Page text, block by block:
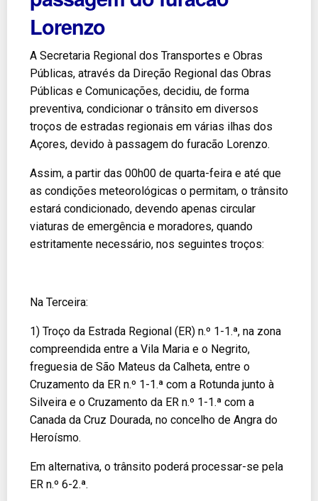
Lorenzo
A Secretaria Regional dos Transportes e Obras
Públicas, através da Direção Regional das Obras
Públicas e Comunicações, decidiu, de forma
preventiva, condicionar o trânsito em diversos
troços de estradas regionais em várias ilhas dos
Açores, devido à passagem do furacão Lorenzo.
Assim, a partir das 00h00 de quarta-feira e até que
as condições meteorológicas o permitam, o trânsito
estará condicionado, devendo apenas circular
viaturas de emergência e moradores, quando
estritamente necessário, nos seguintes troços:
Na Terceira:
1) Troço da Estrada Regional (ER) n.º 1-1.ª, na zona
compreendida entre a Vila Maria e o Negrito,
freguesia de São Mateus da Calheta, entre o
Cruzamento da ER n.º 1-1.ª com a Rotunda junto à
Silveira e o Cruzamento da ER n.º 1-1.ª com a
Canada da Cruz Dourada, no concelho de Angra do
Heroísmo.
Em alternativa, o trânsito poderá processar-se pela
ER n.º 6-2.ª.